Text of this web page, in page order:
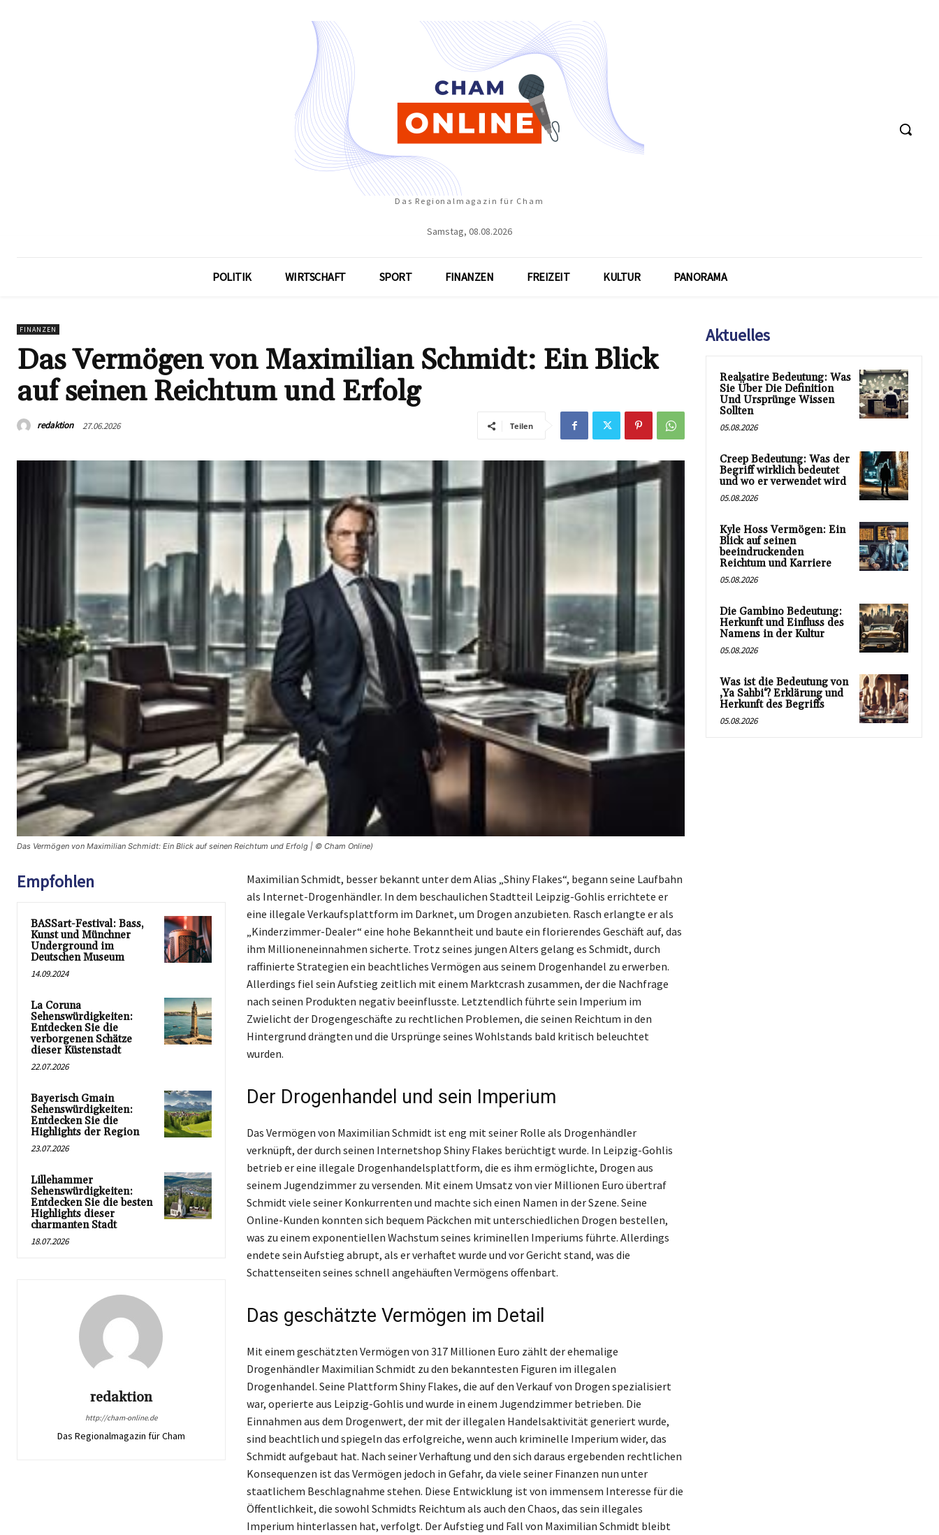
Das Regionalmagazin für Cham
Samstag, 08.08.2026
POLITIK WIRTSCHAFT SPORT FINANZEN FREIZEIT KULTUR PANORAMA
FINANZEN
Das Vermögen von Maximilian Schmidt: Ein Blick
auf seinen Reichtum und Erfolg
redaktion 27.06.2026 Teilen
Das Vermögen von Maximilian Schmidt: Ein Blick auf seinen Reichtum und Erfolg | © Cham Online)
Empfohlen
BASSart-Festival: Bass,
Kunst und Münchner
Underground im
Deutschen Museum
14.09.2024
La Coruna
Sehenswürdigkeiten:
Entdecken Sie die
verborgenen Schätze
dieser Küstenstadt
22.07.2026
Bayerisch Gmain
Sehenswürdigkeiten:
Entdecken Sie die
Highlights der Region
23.07.2026
Lillehammer
Sehenswürdigkeiten:
Entdecken Sie die besten
Highlights dieser
charmanten Stadt
18.07.2026
redaktion
http://cham-online.de
Das Regionalmagazin für Cham
Maximilian Schmidt, besser bekannt unter dem Alias „Shiny Flakes“, begann seine Laufbahn
als Internet-Drogenhändler. In dem beschaulichen Stadtteil Leipzig-Gohlis errichtete er
eine illegale Verkaufsplattform im Darknet, um Drogen anzubieten. Rasch erlangte er als
„Kinderzimmer-Dealer“ eine hohe Bekanntheit und baute ein florierendes Geschäft auf, das
ihm Millioneneinnahmen sicherte. Trotz seines jungen Alters gelang es Schmidt, durch
raffinierte Strategien ein beachtliches Vermögen aus seinem Drogenhandel zu erwerben.
Allerdings fiel sein Aufstieg zeitlich mit einem Marktcrash zusammen, der die Nachfrage
nach seinen Produkten negativ beeinflusste. Letztendlich führte sein Imperium im
Zwielicht der Drogengeschäfte zu rechtlichen Problemen, die seinen Reichtum in den
Hintergrund drängten und die Ursprünge seines Wohlstands bald kritisch beleuchtet
wurden.
Der Drogenhandel und sein Imperium
Das Vermögen von Maximilian Schmidt ist eng mit seiner Rolle als Drogenhändler
verknüpft, der durch seinen Internetshop Shiny Flakes berüchtigt wurde. In Leipzig-Gohlis
betrieb er eine illegale Drogenhandelsplattform, die es ihm ermöglichte, Drogen aus
seinem Jugendzimmer zu versenden. Mit einem Umsatz von vier Millionen Euro übertraf
Schmidt viele seiner Konkurrenten und machte sich einen Namen in der Szene. Seine
Online-Kunden konnten sich bequem Päckchen mit unterschiedlichen Drogen bestellen,
was zu einem exponentiellen Wachstum seines kriminellen Imperiums führte. Allerdings
endete sein Aufstieg abrupt, als er verhaftet wurde und vor Gericht stand, was die
Schattenseiten seines schnell angehäuften Vermögens offenbart.
Das geschätzte Vermögen im Detail
Mit einem geschätzten Vermögen von 317 Millionen Euro zählt der ehemalige
Drogenhändler Maximilian Schmidt zu den bekanntesten Figuren im illegalen
Drogenhandel. Seine Plattform Shiny Flakes, die auf den Verkauf von Drogen spezialisiert
war, operierte aus Leipzig-Gohlis und wurde in einem Jugendzimmer betrieben. Die
Einnahmen aus dem Drogenwert, der mit der illegalen Handelsaktivität generiert wurde,
sind beachtlich und spiegeln das erfolgreiche, wenn auch kriminelle Imperium wider, das
Schmidt aufgebaut hat. Nach seiner Verhaftung und den sich daraus ergebenden rechtlichen
Konsequenzen ist das Vermögen jedoch in Gefahr, da viele seiner Finanzen nun unter
staatlichem Beschlagnahme stehen. Diese Entwicklung ist von immensem Interesse für die
Öffentlichkeit, die sowohl Schmidts Reichtum als auch den Chaos, das sein illegales
Imperium hinterlassen hat, verfolgt. Der Aufstieg und Fall von Maximilian Schmidt bleibt
Aktuelles
Realsatire Bedeutung: Was
Sie Über Die Definition
Und Ursprünge Wissen
Sollten
05.08.2026
Creep Bedeutung: Was der
Begriff wirklich bedeutet
und wo er verwendet wird
05.08.2026
Kyle Hoss Vermögen: Ein
Blick auf seinen
beeindruckenden
Reichtum und Karriere
05.08.2026
Die Gambino Bedeutung:
Herkunft und Einfluss des
Namens in der Kultur
05.08.2026
Was ist die Bedeutung von
‚Ya Sahbi‘? Erklärung und
Herkunft des Begriffs
05.08.2026